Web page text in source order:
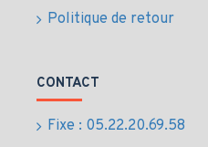
Cycle de service (mensuel)
000 pages
Durée de vie du toner noir
Politique de retour
CONTACT
Fixe : 05.22.20.69.58